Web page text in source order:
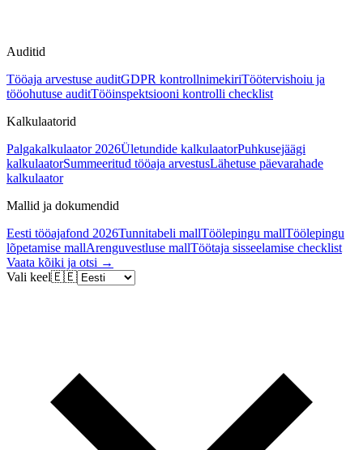
Auditid
Tööaja arvestuse auditGDPR kontrollnimekiriTöötervishoiu ja
tööohutuse auditTööinspektsiooni kontrolli checklist
Kalkulaatorid
Palgakalkulaator 2026Ületundide kalkulaatorPuhkusejäägi
kalkulaatorSummeeritud tööaja arvestusLähetuse päevarahade
kalkulaator
Mallid ja dokumendid
Eesti tööajafond 2026Tunnitabeli mallTöölepingu mallTöölepingu
lõpetamise mallArenguvestluse mallTöötaja sisseelamise checklist
Vaata kõiki ja otsi →
Vali keel🇪🇪